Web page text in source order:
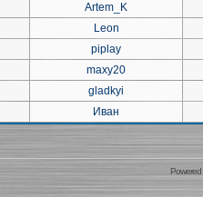
Artem_K
Leon
piplay
maxy20
gladkyi
Иван